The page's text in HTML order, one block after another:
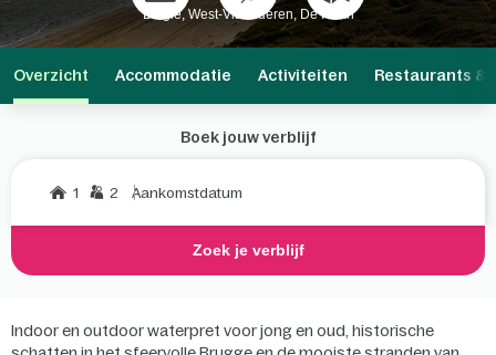
België, West-Vlaanderen, De Haan
Overzicht Accommodatie Activiteiten Restaurants &
Boek jouw verblijf
1 2 Aankomstdatum
Zoek je verblijf
Indoor en outdoor waterpret voor jong en oud, historische